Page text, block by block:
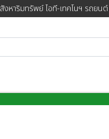
าริมทรัพย์ ไอที-เทคโนฯ รถยนต์